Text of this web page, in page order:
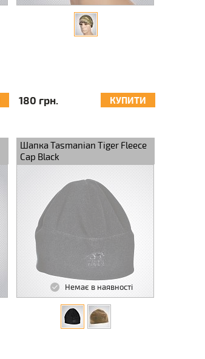
180 грн. КУПИТИ
Шапка Tasmanian Tiger Fleece
Cap Black
Немає в наявності